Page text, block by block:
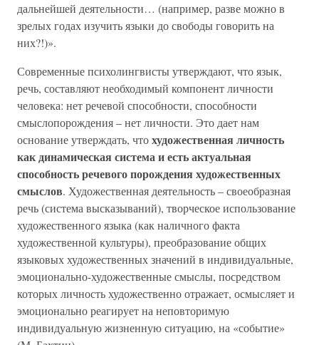
дальнейшей деятельности… (например, разве можно в
зрелых годах изучить языки до свободы говорить на
них?!)».
Современные психолингвисты утверждают, что язык,
речь, составляют необходимый компонент личности
человека: нет речевой способности, способности
смыслопорождения – нет личности. Это дает нам
основание утверждать, чтохудожественная личность
как динамическая система и есть актуальная
способность речевого порождения художественных
смыслов. Художественная деятельность – своеобразная
речь (система высказываний), творческое использование
художественного языка (как наличного факта
художественной культуры), преобразование общих
языковых художественных значений в индивидуальные,
эмоционально-художественные смыслы, посредством
которых личность художественно отражает, осмысляет и
эмоционально реагирует на неповторимую
индивидуальную жизненную ситуацию, на «событие»